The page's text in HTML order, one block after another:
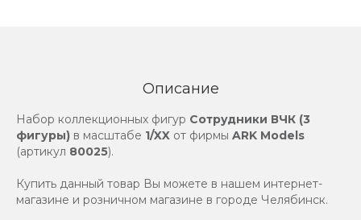
Описание
Набор коллекционных фигур Сотрудники ВЧК (3
фигуры) в масштабе 1/XX от фирмы ARK Models
(артикул 80025).
Купить данный товар Вы можете в нашем интернет-
магазине и розничном магазине в городе Челябинск.